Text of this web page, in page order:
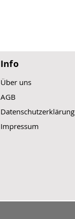
Info
Über uns
AGB
Datenschutzerklärung
Impressum